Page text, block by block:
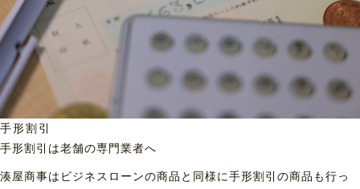
手形割引
手形割引は老舗の専門業者へ
湊屋商事はビジネスローンの商品と同様に手形割引の商品も行っ